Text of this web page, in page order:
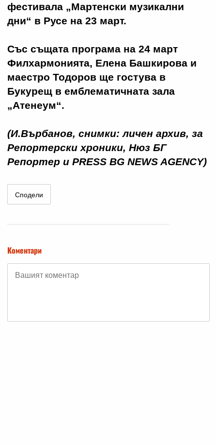
фестивала „Мартенски музикални
дни“ в Русе на 23 март.
Със същата програма на 24 март
Филхармонията, Елена Башкирова и
маестро Тодоров ще гостува в
Букурещ в емблематичната зала
„Атенеум“.
(И.Върбанов, снимки: личен архив, за
Репортерски хроники, Нюз БГ
Репортер и PRESS BG NEWS AGENCY)
Сподели
Коментари